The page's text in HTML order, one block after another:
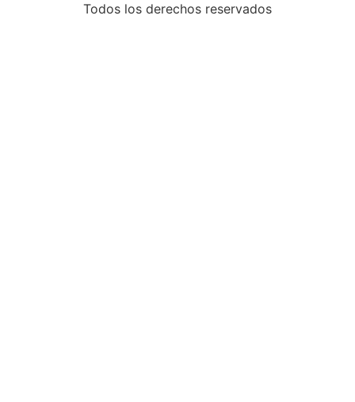
Todos los derechos reservados